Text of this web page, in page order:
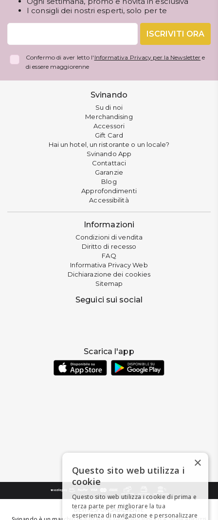
I consigli dei nostri esperti, solo per te
ISCRIVITI ORA
Confermo di aver letto l' Informativa Privacy per la Newsletter e
di essere maggiorenne
Svinando
Su di noi
Merchandising
Accessori
Gift Card
Hai un hotel, un ristorante o un locale?
Svinando App
Contattaci
Garanzie
Blog
Approfondimenti
Accessibilità
Informazioni
Condizioni di vendita
Diritto di recesso
FAQ
Informativa Privacy Web
Dichiarazione dei cookies
Sitemap
Seguici sui social
Scarica l'app
BEVI RESPONSABILMENTE
×
Questo sito web utilizza i
cookie
Questo sito web utilizza i cookie di prima e
terza parte per migliorare la tua
esperienza di navigazione e personalizzare